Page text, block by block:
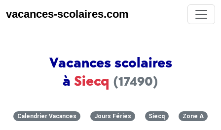
vacances-scolaires.com
Vacances scolaires
à Siecq (17490)
Calendrier Vacances Jours Féries Siecq Zone A